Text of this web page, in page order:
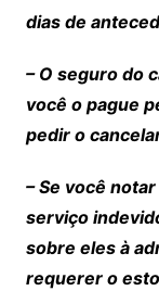
dias de
– O seguro do
você o pague
pedir o
– Se você
serviço
sobre eles à
requerer o